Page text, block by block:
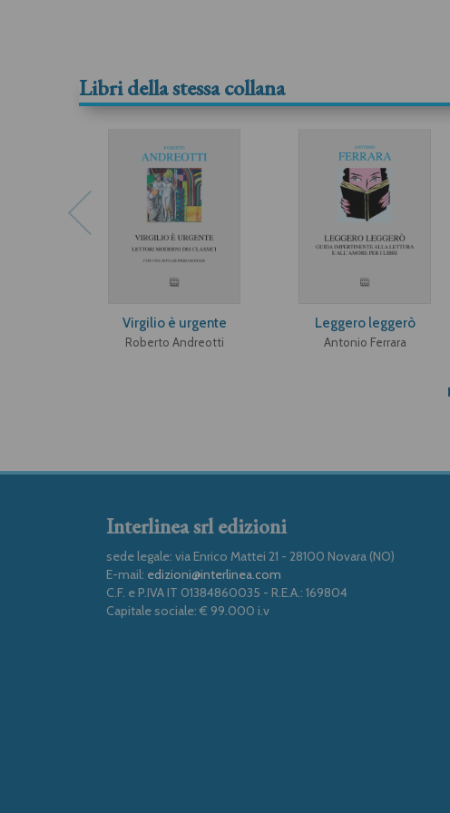
Libri della stessa collana
Virgilio è urgente
Roberto Andreotti
Leggero leggerò
Antonio Ferrara
Interlinea srl edizioni
sede legale: via Enrico Mattei 21 - 28100 Novara (NO)
E-mail: edizioni@interlinea.com
C.F. e P.IVA IT 01384860035 - R.E.A.: 169804
Capitale sociale: € 99.000 i.v